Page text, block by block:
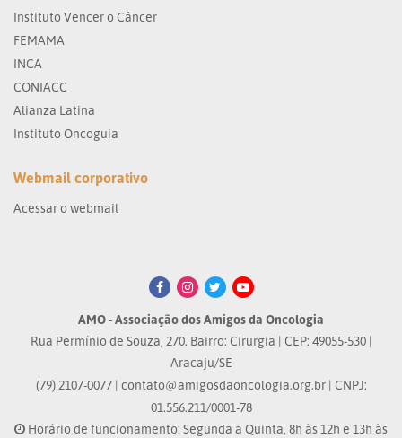
Instituto Vencer o Câncer
FEMAMA
INCA
CONIACC
Alianza Latina
Instituto Oncoguia
Webmail corporativo
Acessar o webmail
AMO - Associação dos Amigos da Oncologia
Rua Permínio de Souza, 270. Bairro: Cirurgia | CEP: 49055-530 |
Aracaju/SE
(79) 2107-0077 | contato@amigosdaoncologia.org.br| CNPJ:
01.556.211/0001-78
Horário de funcionamento: Segunda a Quinta, 8h às 12h e 13h às